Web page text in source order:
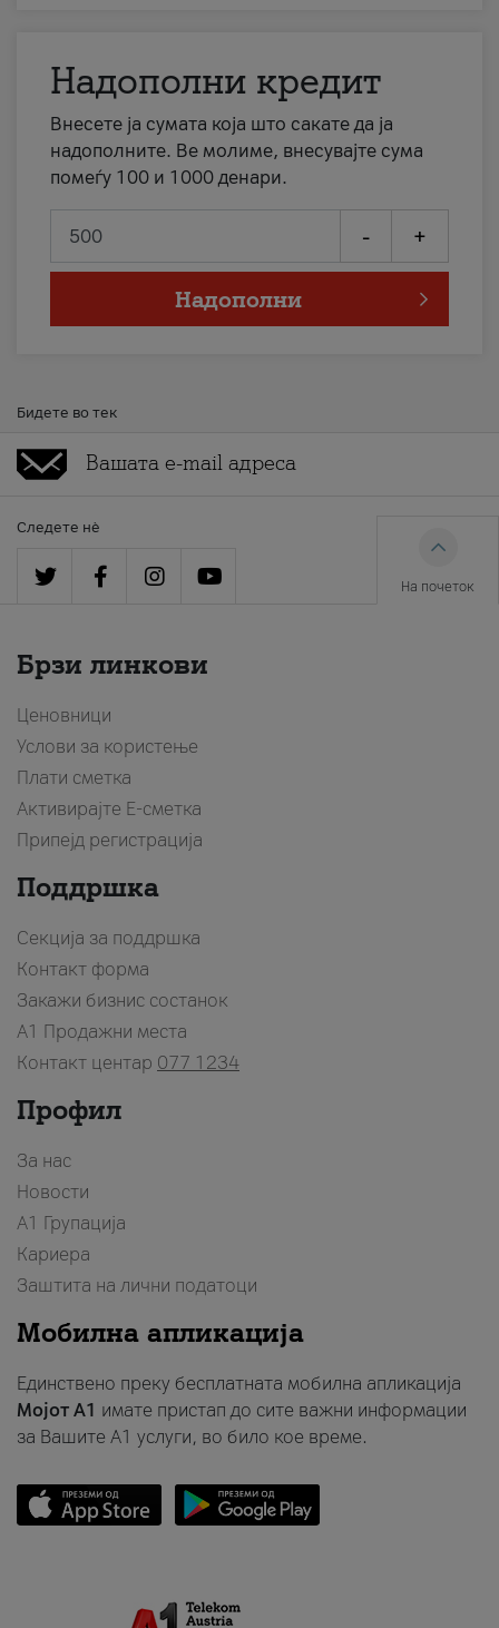
Надополни кредит
Внесете ја сумата која што сакате да ја
надополните. Ве молиме, внесувајте сума
помеѓу 100 и 1000 денари.
- +
Надополни
Бидете во тек
Следете нè
На почеток
Брзи линкови
Ценовници
Услови за користење
Плати сметка
Активирајте Е-сметка
Припејд регистрација
Поддршка
Секција за поддршка
Контакт форма
Закажи бизнис состанок
A1 Продажни места
Контакт центар 077 1234
Профил
За нас
Новости
А1 Групација
Кариера
Заштита на лични податоци
Мобилна апликација
Единствено преку бесплатната мобилна апликација
Мојот A1 имате пристап до сите важни информации
за Вашите A1 услуги, во било кое време.